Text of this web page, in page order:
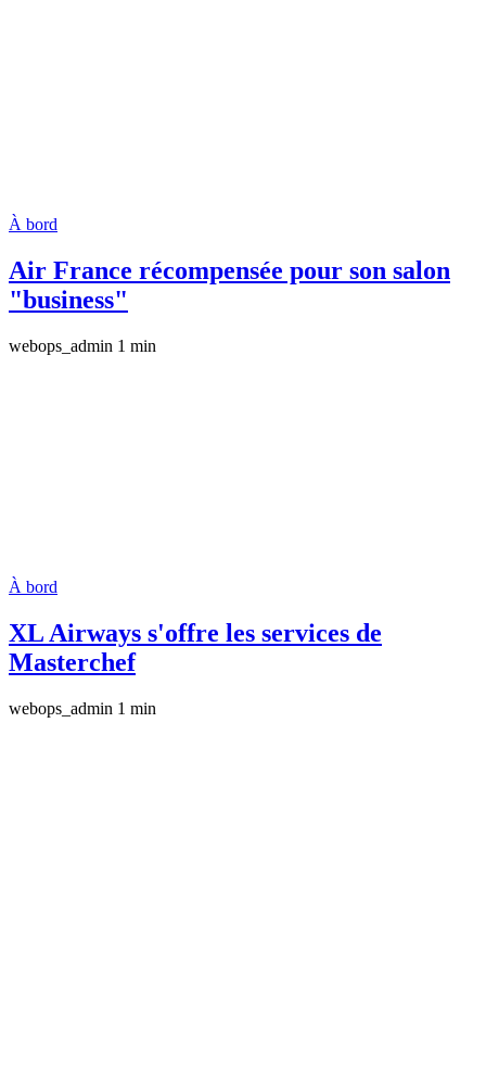
À bord
Air France récompensée pour son salon
"business"
webops_admin 1 min
À bord
XL Airways s'offre les services de
Masterchef
webops_admin 1 min